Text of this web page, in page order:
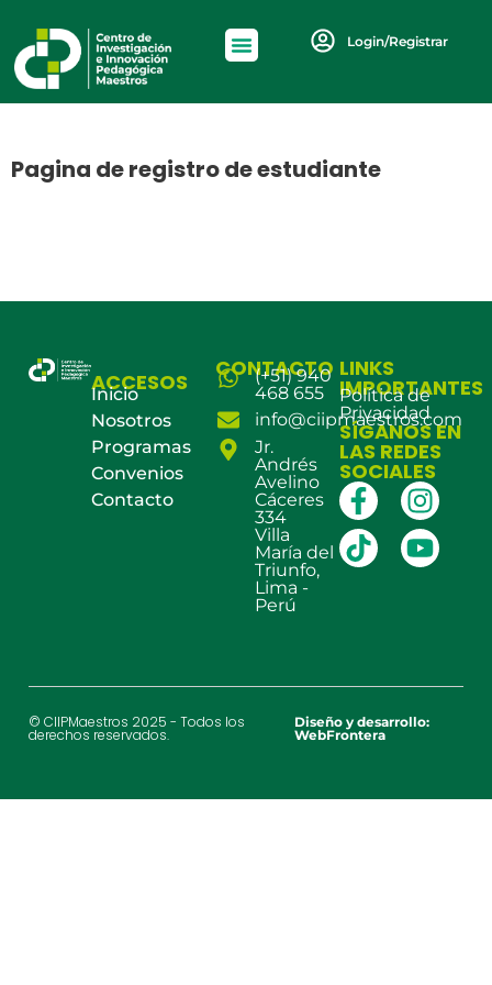
Login/Registrar
Pagina de registro de estudiante
ACCESOS
Inicio
Nosotros
Programas
Convenios
Contacto
CONTACTO
(+51) 940
468 655
info@ciipmaestros.com
Jr.
Andrés
Avelino
Cáceres
334
Villa
María del
Triunfo,
Lima -
Perú
LINKS
IMPORTANTES
Política de
Privacidad
SÍGANOS EN
LAS REDES
SOCIALES
© CIIPMaestros 2025 - Todos los
derechos reservados.
Diseño y desarrollo:
WebFrontera